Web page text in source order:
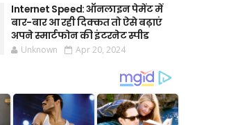
Internet Speed: ऑनलाइन पेमेंट में
बार-बार आ रही दिक्कत तो ऐसे बढ़ाएं
अपने स्मार्टफोन की इंटरनेट स्पीड
Unknown Apr 20, 2024